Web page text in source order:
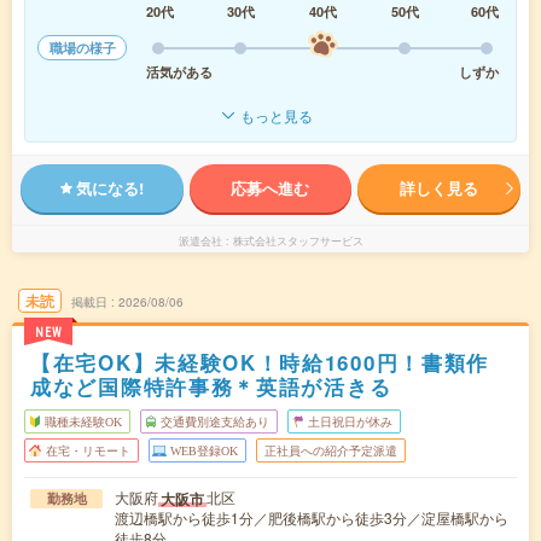
20代 30代 40代 50代
60代
職場の様子
活気がある
しずか
もっと見る
気になる! 応募へ進む 詳しく見る
派遣会社 株式会社スタッフサービス
未読
NEW
掲載日 2026/08/06
【在宅OK】未経験OK！時給1600円！書類作
成など国際特許事務＊英語が活きる
職種未経験OK 交通費別途支給あり 土日祝日が休み
在宅・リモート WEB登録OK 正社員への紹介予定派遣
勤務地 大阪府大阪市北区
渡辺橋駅から徒歩1分／肥後橋駅から徒歩3分／淀屋橋駅から